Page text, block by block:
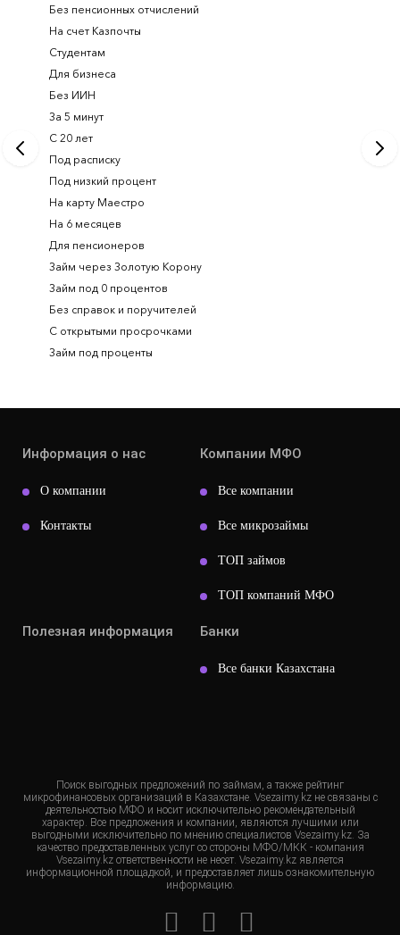
Без пенсионных отчислений
На счет Казпочты
Студентам
Для бизнеса
Без ИИН
За 5 минут
С 20 лет
Под расписку
Под низкий процент
На карту Маестро
На 6 месяцев
Для пенсионеров
Займ через Золотую Корону
Займ под 0 процентов
Без справок и поручителей
С открытыми просрочками
Займ под проценты
Займ на
Займ
Информация о нас
О компании
Контакты
Компании МФО
Все компании
Все микрозаймы
ТОП займов
ТОП компаний МФО
Полезная информация Банки
Все банки Казахстана
Поиск выгодных предложений по займам, а также рейтинг
микрофинансовых организаций в Казахстане. Vsezaimy.kz не связаны с
деятельностью МФО и носит исключительно рекомендательный
характер. Все предложения и компании, являются лучшими или
выгодными исключительно по мнению специалистов Vsezaimy.kz. За
качество предоставленных услуг со стороны МФО/МКК - компания
Vsezaimy.kz ответственности не несет. Vsezaimy.kz является
информационной площадкой, и предоставляет лишь ознакомительную
информацию.